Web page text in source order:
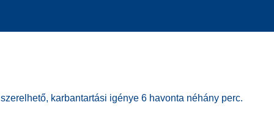
karbantartási igénye 6 havonta néhány perc.